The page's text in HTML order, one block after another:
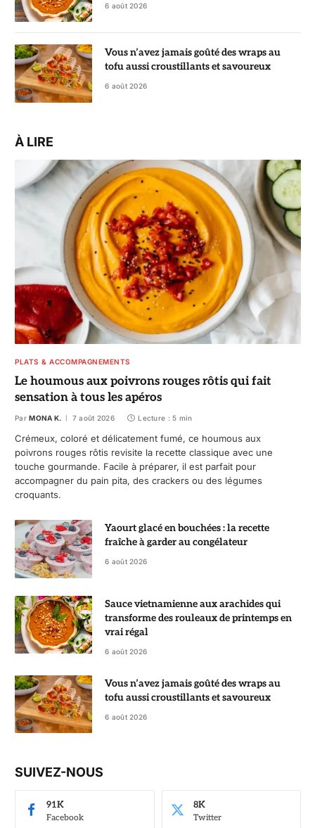
6 août 2026
Vous n’avez jamais goûté des wraps au
tofu aussi croustillants et savoureux
6 août 2026
À LIRE
PLATS & ACCOMPAGNEMENTS
Le houmous aux poivrons rouges rôtis qui fait
sensation à tous les apéros
Par MONA K. 7 août 2026 Lecture : 5 min
Crémeux, coloré et délicatement fumé, ce houmous aux
poivrons rouges rôtis revisite la recette classique avec une
touche gourmande. Facile à préparer, il est parfait pour
accompagner du pain pita, des crackers ou des légumes
croquants.
Yaourt glacé en bouchées : la recette
fraîche à garder au congélateur
6 août 2026
Sauce vietnamienne aux arachides qui
transforme des rouleaux de printemps en
vrai régal
6 août 2026
Vous n’avez jamais goûté des wraps au
tofu aussi croustillants et savoureux
6 août 2026
SUIVEZ-NOUS
Facebook
91K
Twitter
8K